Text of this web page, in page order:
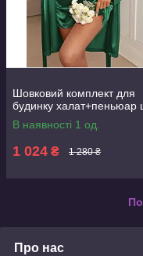
Шовковий комплект для
будинку халат+пеньюар
В наявності 1 од.
1 024 ₴ 1 280 ₴
Про нас